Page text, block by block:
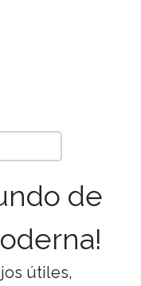
de
útiles,